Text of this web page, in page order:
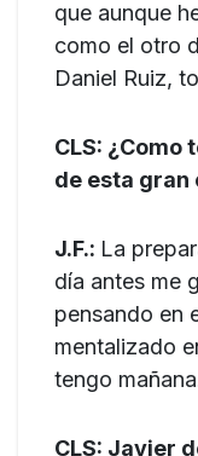
que aunque
como el otro
Daniel Ruiz,
CLS: ¿Como
de esta gran
J.F.: La
día antes me
pensando en
mentalizado
tengo
CLS: Javier